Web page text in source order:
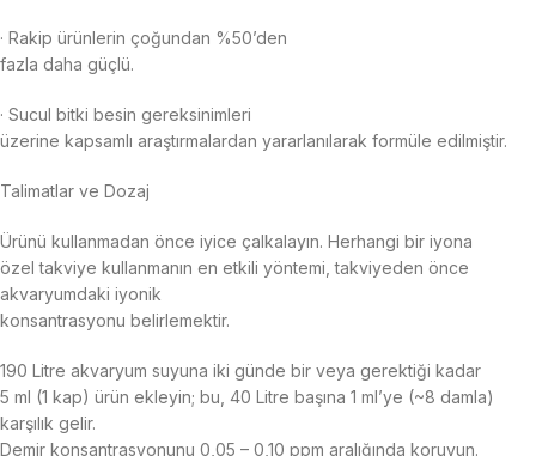
· Rakip ürünlerin çoğundan %50’den
fazla daha güçlü.
· Sucul bitki besin gereksinimleri
üzerine kapsamlı araştırmalardan yararlanılarak formüle edilmiştir.
Talimatlar ve Dozaj
Ürünü kullanmadan önce iyice çalkalayın. Herhangi bir iyona
özel takviye kullanmanın en etkili yöntemi, takviyeden önce
akvaryumdaki iyonik
konsantrasyonu belirlemektir.
190 Litre akvaryum suyuna iki günde bir veya gerektiği kadar
5 ml (1 kap) ürün ekleyin; bu, 40 Litre başına 1 ml’ye (~8 damla)
karşılık gelir.
Demir konsantrasyonunu 0,05 – 0,10 ppm aralığında koruyun.